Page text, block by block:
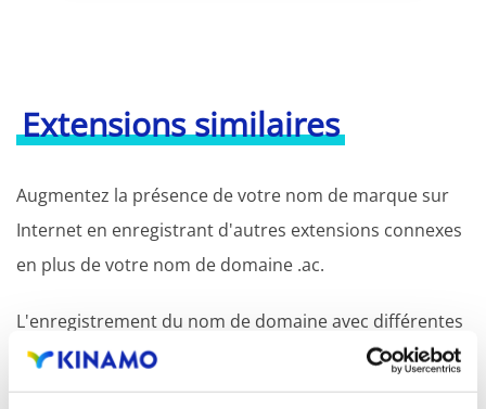
Extensions similaires
Augmentez la présence de votre nom de marque sur
Internet en enregistrant d'autres extensions connexes
en plus de votre nom de domaine .ac.
L'enregistrement du nom de domaine avec différentes
extensions offre l'avantage d'une visibilité accrue dans
les moteurs de recherche, d'une présence